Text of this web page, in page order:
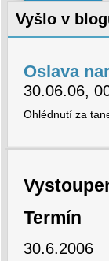
Vyšlo v
Oslava
30.06.06,
Ohlédnutí za
Termín
30.6.2006